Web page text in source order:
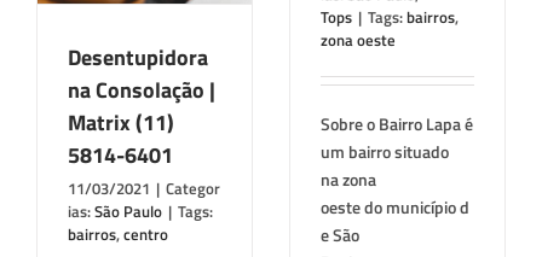
Desentupidora
na Consolação |
Matrix (11)
5814-6401
11/03/2021 | Categor
ias:São Paulo | Tags:
bairros,centro
Tops | Tags:bairros,
zona oeste
Sobre o Bairro Lapa é
um bairro situado
na zona
oeste do município d
e São